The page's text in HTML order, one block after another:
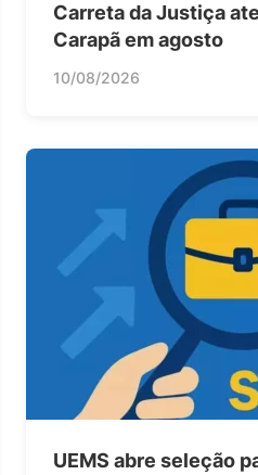
Carreta da Justiça
Carapã em agosto
10/08/2026
UEMS abre seleção